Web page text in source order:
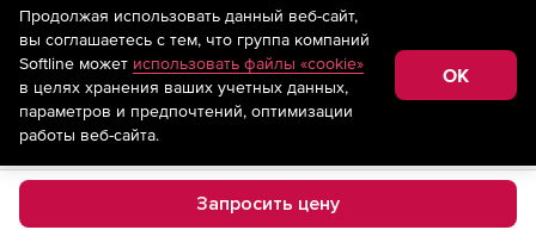
Запросить цену
На информационном ресурсе store.softline.ru применяются
рекомендательные технологии
(информационные технологии
предоставления информации на основе сбора,
систематизации и анализа сведений, относящихся к
предпочтениям пользователей сети «Интернет»,
находящихся на территории Российской Федерации)
Продолжая использовать данный веб-сайт,
вы соглашаетесь с тем, что группа компаний
Softline может использовать файлы «cookie»
в целях хранения ваших учетных данных,
параметров и предпочтений, оптимизации
работы веб-сайта.
OK